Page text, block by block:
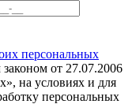
персональных
от 27.07.2006
на условиях и для
персональных